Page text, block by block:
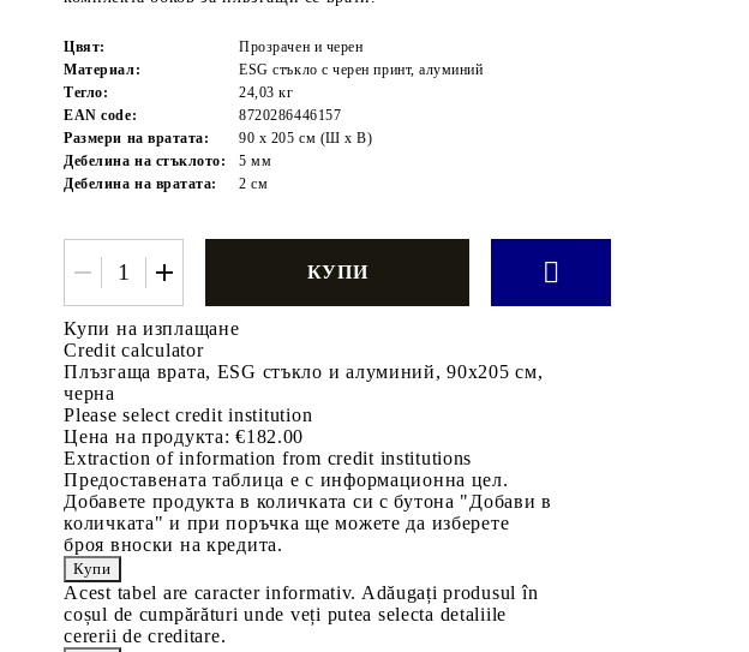
Цвят:
Прозрачен и черен
Материал:
ESG стъкло с черен принт, алуминий
Тегло:
24,03 кг
EAN code:
8720286446157
Размери на вратата:
90 x 205 см (Ш х В)
Дебелина на стъклото:
5 мм
Дебелина на вратата:
2 см
Купи на изплащане
Credit calculator
Плъзгаща врата, ESG стъкло и алуминий, 90x205 см,
черна
Please select credit institution
Цена на продукта: €182.00
Extraction of information from credit institutions
Предоставената таблица е с информационна цел.
Добавете продукта в количката си с бутона "Добави в
количката" и при поръчка ще можете да изберете
броя вноски на кредита.
Acest tabel are caracter informativ. Adăugați produsul în
coșul de cumpărături unde veți putea selecta detaliile
cererii de creditare.